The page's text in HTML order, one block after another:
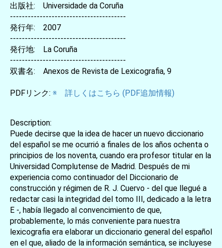
出版社: Universidade da Coruña
---------------------------------------
発行年: 2007
---------------------------------------
発行地: La Coruña
---------------------------------------
双書名: Anexos de Revista de Lexicografia, 9
PDFリンク: ※ 詳しくはこちら (PDF追加情報)
Description:
Puede decirse que la idea de hacer un nuevo diccionario
del español se me ocurrió a finales de los años ochenta o
principios de los noventa, cuando era profesor titular en la
Universidad Complutense de Madrid. Después de mi
experiencia como continuador del Diccionario de
construcción y régimen de R. J. Cuervo - del que llegué a
redactar casi la integridad del tomo III, dedicado a la letra
E -, había llegado al convencimiento de que,
probablemente, lo más conveniente para nuestra
lexicografia era elaborar un diccionario general del español
en el que, aliado de la información semántica, se incluyese